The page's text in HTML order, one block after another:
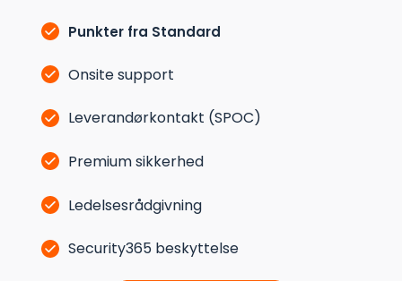
Punkter fra Standard
Onsite support
Leverandørkontakt (SPOC)
Premium sikkerhed
Ledelsesrådgivning
Security365 beskyttelse